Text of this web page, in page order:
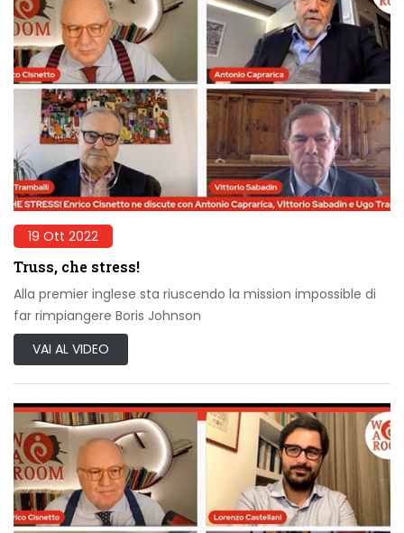
19 Ott 2022
Truss, che stress!
Alla premier inglese sta riuscendo la mission impossible di
far rimpiangere Boris Johnson
VAI AL VIDEO